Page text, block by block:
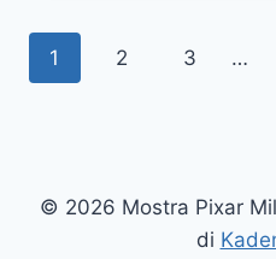
TUTTE
NOTTE
Navigazione
1 2 3 …
© 2026 Mostra Pixar
di